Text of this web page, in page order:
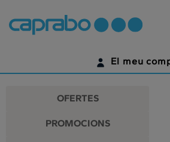
Promocions
descomptes
als
nostres
supermercats
contingut
pàgina
El meu
ENCARA NO TENS UN
OFERTES
PROMOCIONS